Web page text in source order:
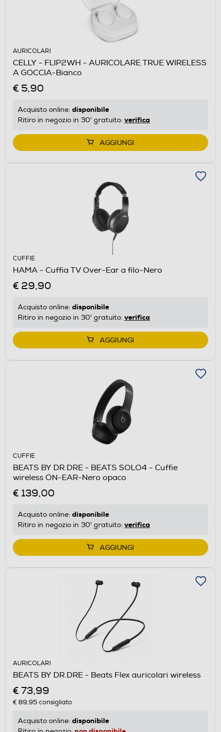
AURICOLARI
CELLY - FLIP2WH - AURICOLARE TRUE WIRELESS
A GOCCIA-Bianco
€ 5,90
Acquisto online: disponibile
Ritiro in negozio in 30' gratuito: verifica
AGGIUNGI
CUFFIE
HAMA - Cuffia TV Over-Ear a filo-Nero
€ 29,90
Acquisto online: disponibile
Ritiro in negozio in 30' gratuito: verifica
AGGIUNGI
CUFFIE
BEATS BY DR.DRE - BEATS SOLO4 - Cuffie
wireless ON-EAR-Nero opaco
€ 139,00
Acquisto online: disponibile
Ritiro in negozio in 30' gratuito: verifica
AGGIUNGI
AURICOLARI
BEATS BY DR.DRE - Beats Flex auricolari wireless
€ 73,99
€ 89,95 consigliato
Acquisto online: disponibile